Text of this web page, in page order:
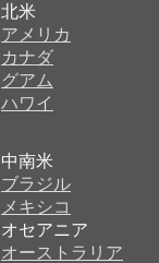
北米
アメリカ
カナダ
グアム
ハワイ
中南米
ブラジル
メキシコ
オセアニア
オーストラリア